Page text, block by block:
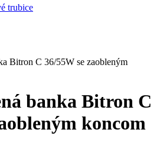
trubice
Bitron C 36/55W se zaobleným
banka Bitron C
koncom